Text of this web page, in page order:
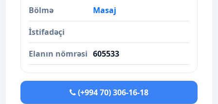
Bölmə Masaj
İstifadəçi
Elanın nömrəsi 605533
(+994 70) 306-16-18